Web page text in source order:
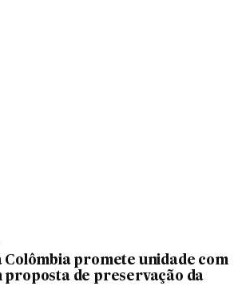
Colômbia promete unidade com
proposta de preservação da